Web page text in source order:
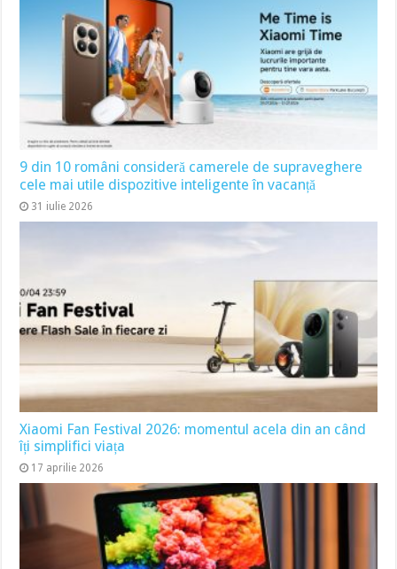
9 din 10 români consideră camerele de supraveghere
cele mai utile dispozitive inteligente în vacanță
31 iulie 2026
Xiaomi Fan Festival 2026: momentul acela din an când
îți simplifici viața
17 aprilie 2026